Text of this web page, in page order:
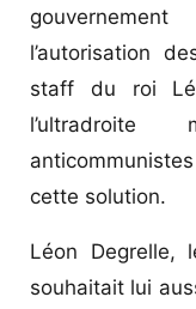
l’autorisation
staff du roi
l’ultradroite
cette solution.
Léon Degrelle,
souhaitait lui